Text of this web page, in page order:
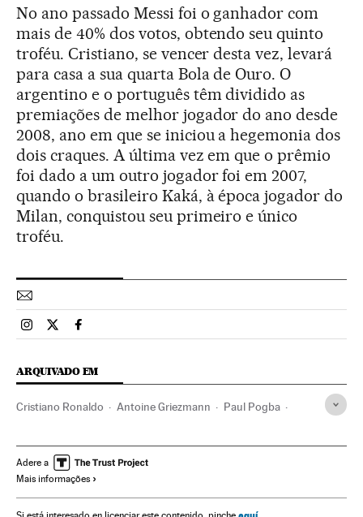
No ano passado Messi foi o ganhador com
mais de 40% dos votos, obtendo seu quinto
troféu. Cristiano, se vencer desta vez, levará
para casa a sua quarta Bola de Ouro. O
argentino e o português têm dividido as
premiações de melhor jogador do ano desde
2008, ano em que se iniciou a hegemonia dos
dois craques. A última vez em que o prêmio
foi dado a um outro jogador foi em 2007,
quando o brasileiro Kaká, à época jogador do
Milan, conquistou seu primeiro e único
troféu.
Esportes El País Brasil en Instagram
Esportes El País Brasil en Twitter
Esportes El País Brasil en Facebook
ARQUIVADO EM
Cristiano Ronaldo Antoine Griezmann Paul Pogba
Prêmio Bola de Ouro Lionel Messi
Prêmios esportivos
América do Sul América Latina Esportes Eventos
Adere a
Mais informações